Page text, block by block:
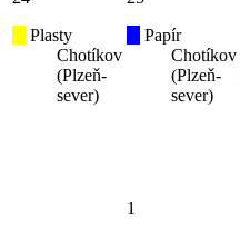
Plasty
Chotíkov
(Plzeň-
sever)
Papír
Chotíkov
(Plzeň-
sever)
1